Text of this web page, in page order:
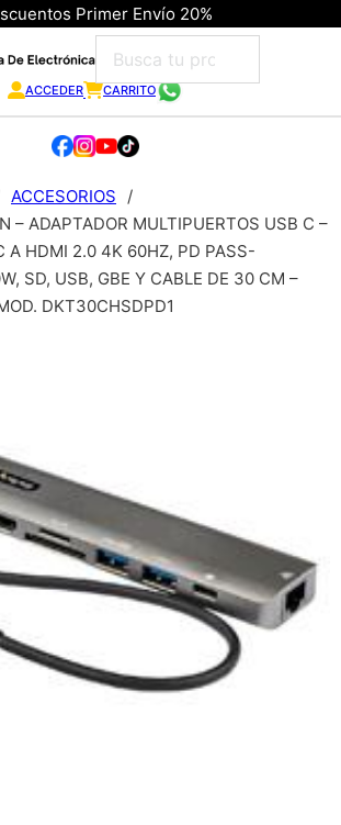
Primer Envío 20%
ACCEDER CARRITO
ACCESORIOS
/
– ADAPTADOR MULTIPUERTOS USB C –
A HDMI 2.0 4K 60HZ, PD PASS-
SD, USB, GBE Y CABLE DE 30 CM –
DKT30CHSDPD1